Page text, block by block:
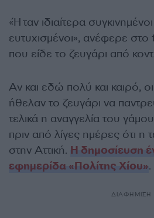
«Ήταν ιδιαίτερα
ευτυχισμένοι», ανέφερε
που είδε το ζευγάρι από
Αν και εδώ πολύ και καιρό,
ήθελαν το ζευγάρι να
τελικά η αναγγελία του
πριν από λίγες ημέρες ότι η
στην Αττική. Η δημοσίευση
εφημερίδα «Πολίτης Χίου».
ΔΙΑΦΗΜΙΣΗ